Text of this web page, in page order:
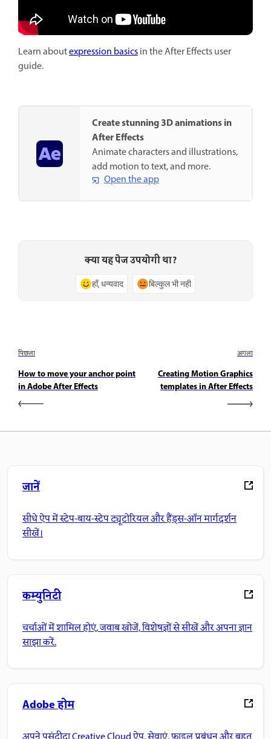
Learn aboutexpression basicsin the After Effects user
guide.
Create stunning 3D animations in
After Effects
Animate characters and illustrations,
add motion to text, and more.
Open the app
क्या यह पेज उपयोगी था?
हाँ, धन्यवाद बिल्कुल भी नहीं
पिछला
How to move your anchor point
in Adobe After Effects
अगला
Creating Motion Graphics
templates in After Effects
जानें
सीधे ऐप में स्टेप-बाय-स्टेप ट्यूटोरियल और हैंड्स-ऑन मार्गदर्शन
सीखें।
कम्युनिटी
चर्चाओं में शामिल होएं, जवाब खोजें, विशेषज्ञों से सीखें और अपना ज्ञान
साझा करें.
Adobe होम